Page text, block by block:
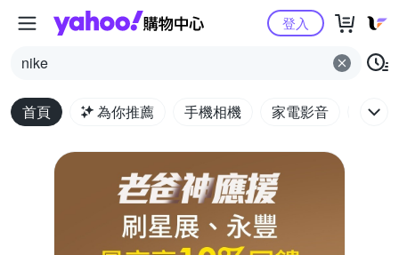
Yahoo購物中心
nike
登入
首頁 為你推薦 手機相機 家電影音 電腦